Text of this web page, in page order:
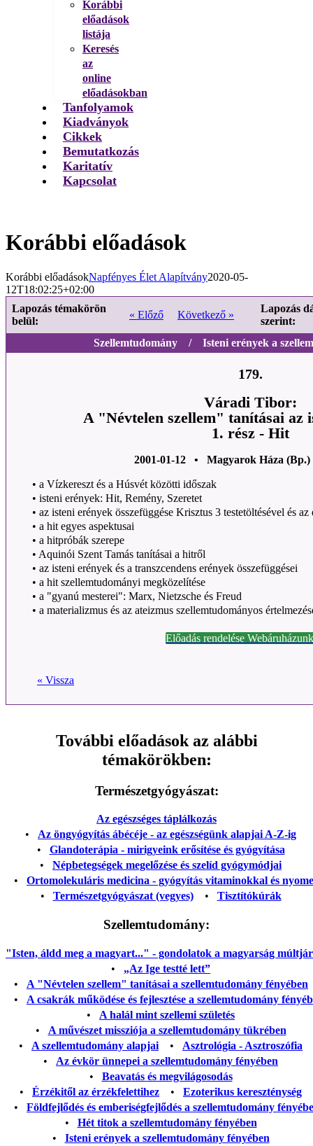
Korábbi
előadások
listája
Keresés
az
online
előadásokban
Tanfolyamok
Kiadványok
Cikkek
Bemutatkozás
Karitatív
Kapcsolat
Korábbi előadások
Korábbi előadásokNapfényes Élet Alapítvány2020-05-
12T18:02:25+02:00
Lapozás témakörön
belül:
« Előző Következő »
Lapozás
szerint:
Szellemtudomány / Isteni erények a
179.
Váradi Tibor:
A "Névtelen szellem" tanításai az
1. rész - Hit
2001-01-12 • Magyarok Háza
• a Vízkereszt és a Húsvét közötti időszak
• isteni erények: Hit, Remény, Szeretet
• az isteni erények összefüggése Krisztus 3 testetöltésével és az
• a hit egyes aspektusai
• a hitpróbák szerepe
• Aquinói Szent Tamás tanításai a hitről
• az isteni erények és a transzcendens erények összefüggései
• a hit szellemtudományi megközelítése
• a "gyanú mesterei": Marx, Nietzsche és Freud
• a materializmus és az ateizmus szellemtudományos
Előadás rendelése
« Vissza
További előadások az alábbi
témakörökben:
Természetgyógyászat:
Az egészséges táplálkozás
• Az öngyógyítás ábécéje - az egészségünk alapjai A-Z-ig
• Glandoterápia - mirigyeink erősítése és gyógyítása
• Népbetegségek megelőzése és szelíd gyógymódjai
• Ortomolekuláris medicina - gyógyítás vitaminokkal és
• Természetgyógyászat (vegyes)• Tisztítókúrák
Szellemtudomány:
"Isten, áldd meg a magyart..." - gondolatok a magyarság
• „Az Ige testté lett”
• A "Névtelen szellem" tanításai a szellemtudomány fényében
• A csakrák működése és fejlesztése a szellemtudomány
• A halál mint szellemi születés
• A művészet missziója a szellemtudomány tükrében
• A szellemtudomány alapjai • Asztrológia - Asztroszófia
• Az évkör ünnepei a szellemtudomány fényében
• Beavatás és megvilágosodás
• Érzékitől az érzékfelettihez • Ezoterikus kereszténység
• Földfejlődés és emberiségfejlődés a szellemtudomány
• Hét titok a szellemtudomány fényében
• Isteni erények a szellemtudomány fényében